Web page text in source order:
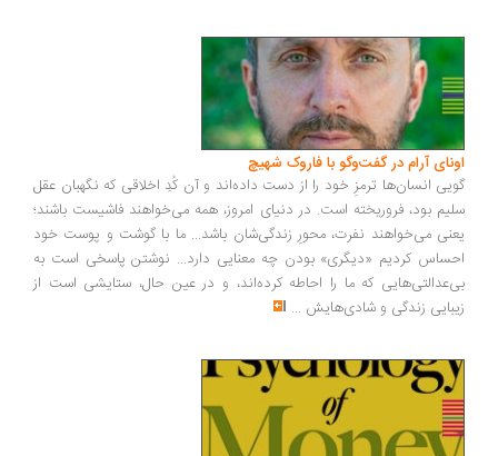
آرام در گفت‌وگو با فاروک شهیچ‭
انسان‌ها ترمزِ خود را از دست داده‌اند و آن کُدِ اخلاقی که نگهبان عقل
بود، فروریخته است. در دنیای امروز، همه می‌خواهند فاشیست باشند؛
می‌خواهند نفرت، محورِ زندگی‌شان باشد... ما با گوشت و پوست خود
کردیم «دیگری» بودن چه معنایی دارد... نوشتن پاسخی است به
که ما را احاطه کرده‌اند، و در عین حال، ستایشی است از
زندگی و شادی‌هایش...